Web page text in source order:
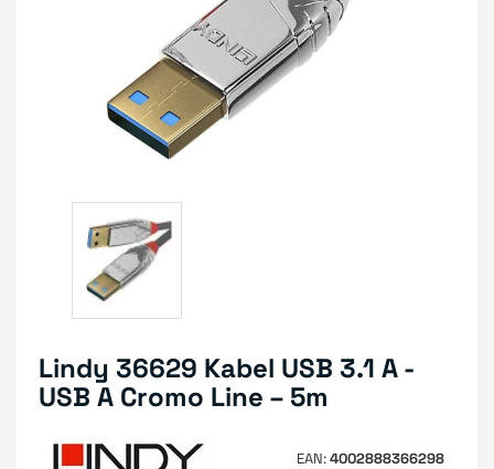
Lindy 36629 Kabel USB 3.1 A -
USB A Cromo Line – 5m
EAN 4002888366298